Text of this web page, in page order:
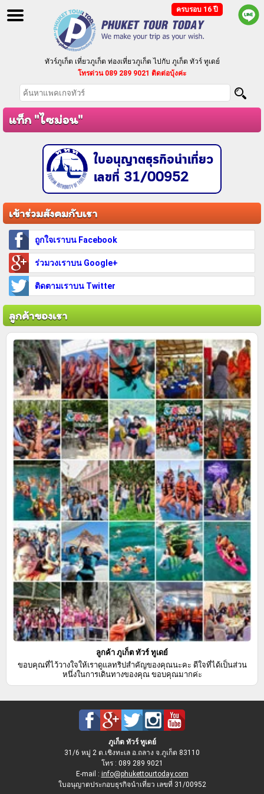
ครบรอบ 16 ปี
ทัวร์ภูเก็ต เที่ยวภูเก็ต ท่องเที่ยวภูเก็ต ไปกับ ภูเก็ต ทัวร์ ทูเดย์
บริการจัดนำเที่ยวเป็นหมู่คณะ กรุ๊ปเหมา ประชุมสัมมนา
ทัวร์ภูเก็ต แบบแพ็คเกจ ทัวร์ราคาถูก ตามงบประมาณของคุณ
โทรด่วน 089 289 9021 ติดต่อบุ้งค่ะ
แท็ก "ไซม่อน"
ใบอนุญาตธุรกิจนำเที่ยว
เลขที่ 31/00952
เข้าร่วมสังคมกับเรา
ถูกใจเราบน Facebook
ร่วมวงเราบน Google+
ติดตามเราบน Twitter
ลูกค้าของเรา
ลูกค้า ภูเก็ต ทัวร์ ทูเดย์
ขอบคุณที่ไว้วางใจให้เราดูแลทริปสำคัญของคุณนะคะ ดีใจที่ได้เป็นส่วน
หนึ่งในการเดินทางของคุณ ขอบคุณมากค่ะ
ภูเก็ต ทัวร์ ทูเดย์
31/6 หมู่ 2 ต.เชิงทะเล อ.ถลาง จ.ภูเก็ต 83110
โทร : 089 289 9021
E-mail : info@phukettourtoday.com
ใบอนุญาตประกอบธุรกิจนำเที่ยว เลขที่ 31/00952